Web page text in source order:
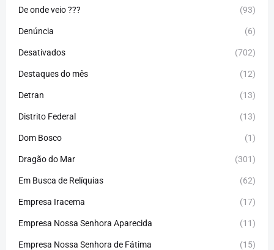
De onde veio ??? (93)
Denúncia (6)
Desativados (702)
Destaques do mês (12)
Detran (13)
Distrito Federal (13)
Dom Bosco (1)
Dragão do Mar (301)
Em Busca de Relíquias (62)
Empresa Iracema (17)
Empresa Nossa Senhora Aparecida (11)
Empresa Nossa Senhora de Fátima (15)